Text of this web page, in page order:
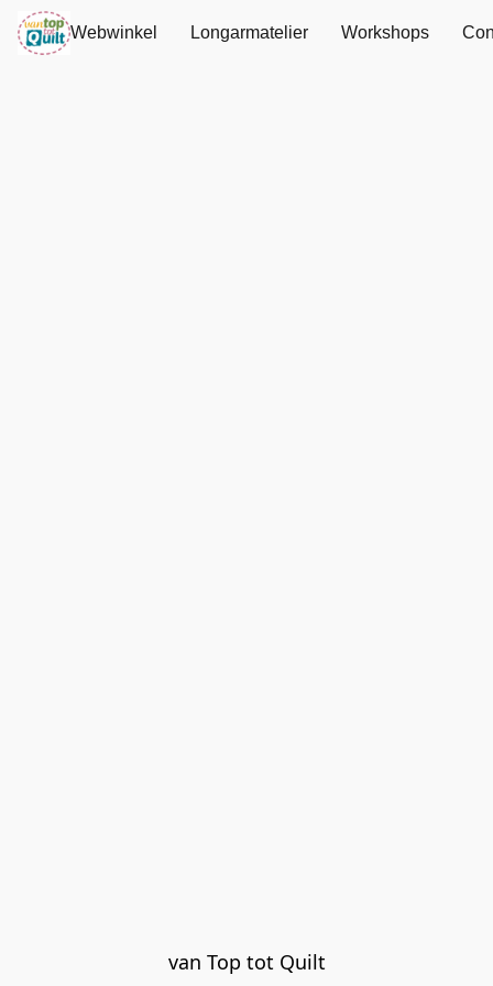
Webwinkel Longarmatelier Workshops
van Top tot Quilt